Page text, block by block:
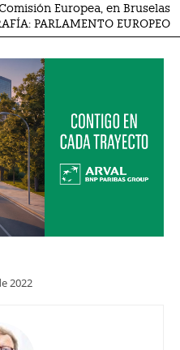
Europea, en Bruselas
PARLAMENTO EUROPEO
2022